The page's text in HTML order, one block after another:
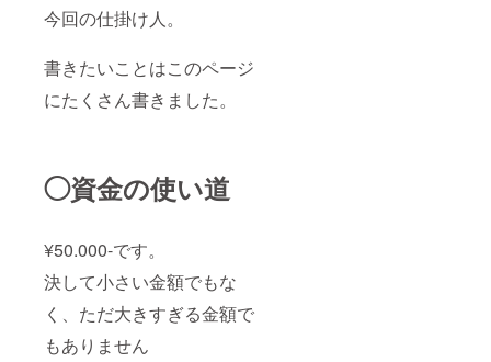
今回の仕掛け人。
書きたいことはこのページ
にたくさん書きました。
◯資金の使い道
¥50.000-です。
決して小さい金額でもな
く、ただ大きすぎる金額で
もありません